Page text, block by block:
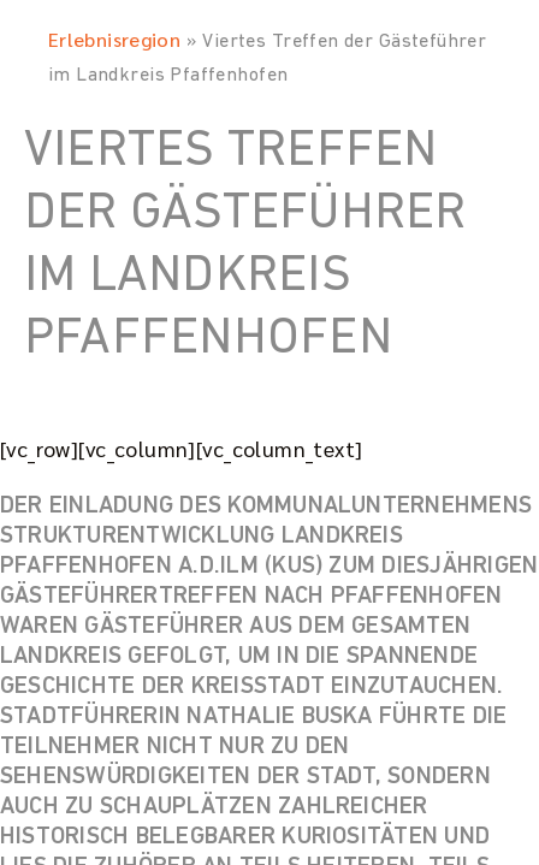
Erlebnisregion »Viertes Treffen der Gästeführer
im Landkreis Pfaffenhofen
VIERTES TREFFEN
DER GÄSTEFÜHRER
IM LANDKREIS
PFAFFENHOFEN
[vc_row][vc_column][vc_column_text]
DER EINLADUNG DES KOMMUNALUNTERNEHMENS
STRUKTURENTWICKLUNG LANDKREIS
PFAFFENHOFEN A.D.ILM (KUS) ZUM DIESJÄHRIGEN
GÄSTEFÜHRERTREFFEN NACH PFAFFENHOFEN
WAREN GÄSTEFÜHRER AUS DEM GESAMTEN
LANDKREIS GEFOLGT, UM IN DIE SPANNENDE
GESCHICHTE DER KREISSTADT EINZUTAUCHEN.
STADTFÜHRERIN NATHALIE BUSKA FÜHRTE DIE
TEILNEHMER NICHT NUR ZU DEN
SEHENSWÜRDIGKEITEN DER STADT, SONDERN
AUCH ZU SCHAUPLÄTZEN ZAHLREICHER
HISTORISCH BELEGBARER KURIOSITÄTEN UND